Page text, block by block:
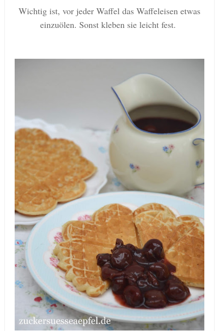
Wichtig ist, vor jeder Waffel das Waffeleisen etwas
einzuölen. Sonst kleben sie leicht fest.